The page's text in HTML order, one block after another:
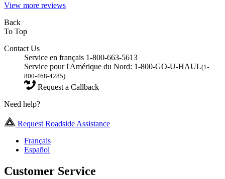
View more reviews
Back
To Top
Contact Us
Service en français 1-800-663-5613
Service pour l'Amérique du Nord: 1-800-GO-U-HAUL(1-
800-468-4285)
Request a Callback
Need help?
Request Roadside Assistance
Français
Español
Customer Service